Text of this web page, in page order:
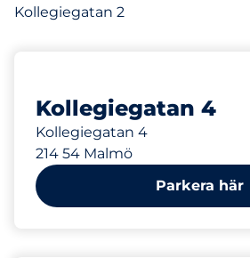
Kollegiegatan 2
Kollegiegatan 4
Kollegiegatan 4
214 54 Malmö
Parkera här